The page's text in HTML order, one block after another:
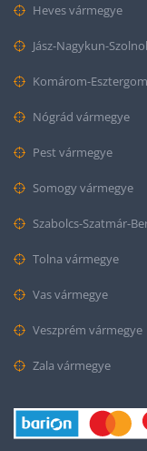
Heves vármegye
Jász-Nagykun-
Komárom-
Nógrád vármegye
Pest vármegye
Somogy vármegye
Szabolcs-Szatmár-
Tolna vármegye
Vas vármegye
Veszprém vármegye
Zala vármegye